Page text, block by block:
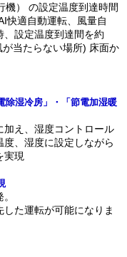
機） の設定温度到達時間
快適自動運転、風量自
設定温度到達間を約
当たらない場所) 床面か
除湿冷房」・「節電加湿暖
え、湿度コントロール
、湿度に設定しながら
実現
た運転が可能になりま